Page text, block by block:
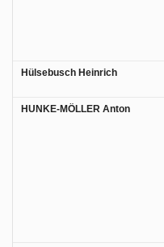
Hülsebusch Heinrich
HUNKE-MÖLLER Anton